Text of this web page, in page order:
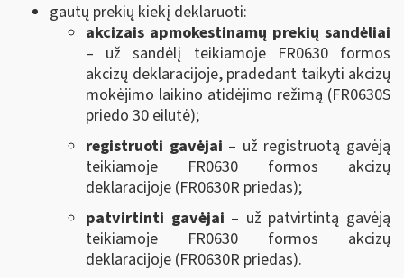
gautų prekių kiekį deklaruoti:
akcizais apmokestinamų prekių sandėliai
– už sandėlį teikiamoje FR0630 formos
akcizų deklaracijoje, pradedant taikyti akcizų
mokėjimo laikino atidėjimo režimą (FR0630S
priedo 30 eilutė);
registruoti gavėjai – už registruotą gavėją
teikiamoje FR0630 formos akcizų
deklaracijoje (FR0630R priedas);
patvirtinti gavėjai – už patvirtintą gavėją
teikiamoje FR0630 formos akcizų
deklaracijoje (FR0630R priedas).